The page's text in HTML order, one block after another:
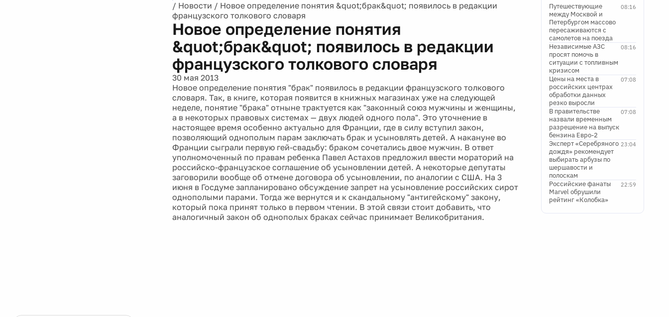
/ Новости / Новое определение понятия &quot;брак&quot; появилось в редакции
французского толкового словаря
Новое определение понятия
&quot;брак&quot; появилось в редакции
французского толкового словаря
30 мая 2013
Новое определение понятия "брак" появилось в редакции французского толкового
словаря. Так, в книге, которая появится в книжных магазинах уже на следующей
неделе, понятие "брака" отныне трактуется как "законный союз мужчины и женщины,
а в некоторых правовых системах — двух людей одного пола". Это уточнение в
настоящее время особенно актуально для Франции, где в силу вступил закон,
позволяющий однополым парам заключать брак и усыновлять детей. А накануне во
Франции сыграли первую гей-свадьбу: браком сочетались двое мужчин. В ответ
уполномоченный по правам ребенка Павел Астахов предложил ввести мораторий на
российско-французское соглашение об усыновлении детей. А некоторые депутаты
заговорили вообще об отмене договора об усыновлении, по аналогии с США. На 3
июня в Госдуме запланировано обсуждение запрет на усыновление российских сирот
однополыми парами. Тогда же вернутся и к скандальному "антигейскому" закону,
который пока принят только в первом чтении. В этой связи стоит добавить, что
аналогичный закон об однополых браках сейчас принимает Великобритания.
08:16
Путешествующие
между Москвой и
Петербургом массово
пересаживаются с
самолетов на поезда
08:16
Независимые АЗС
просят помочь в
ситуации с топливным
кризисом
07:08
Цены на места в
российских центрах
обработки данных
резко выросли
07:08
В правительстве
назвали временным
разрешение на выпуск
бензина Евро-2
23:04
Эксперт «Серебряного
дождя» рекомендует
выбирать арбузы по
шершавости и
полоскам
22:59
Российские фанаты
Marvel обрушили
рейтинг «Колобка»